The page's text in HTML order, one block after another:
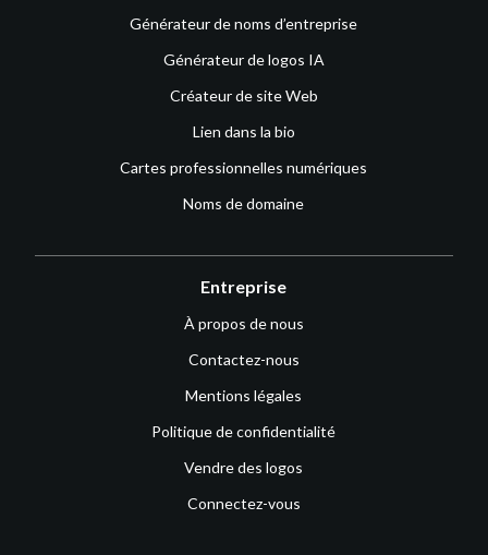
Générateur de noms d’entreprise
Générateur de logos IA
Créateur de site Web
Lien dans la bio
Cartes professionnelles numériques
Noms de domaine
Entreprise
À propos de nous
Contactez-nous
Mentions légales
Politique de confidentialité
Vendre des logos
Connectez-vous